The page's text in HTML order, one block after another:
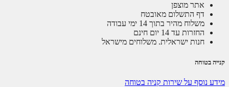
אתר מוצפן
דף התשלום מאובטח
משלוח מהיר בתוך 14 ימי עבודה
החזרות עד 14 יום חינם
חנות ישראלית. משלוחים מישראל
בטוחה
נוסף על שירות קניה בטוחה